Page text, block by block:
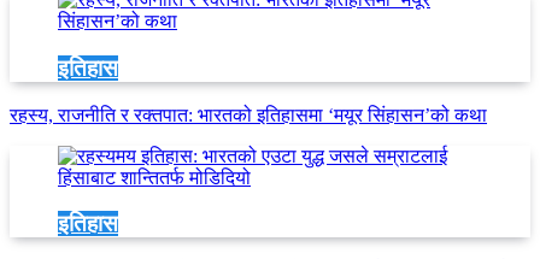
इतिहास
रहस्य, राजनीति र रक्तपात: भारतको इतिहासमा ‘मयूर सिंहासन’को कथा
इतिहास